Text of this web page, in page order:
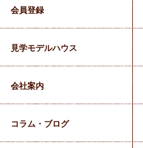
会員登録
見学モデルハウス
会社案内
コラム・ブログ